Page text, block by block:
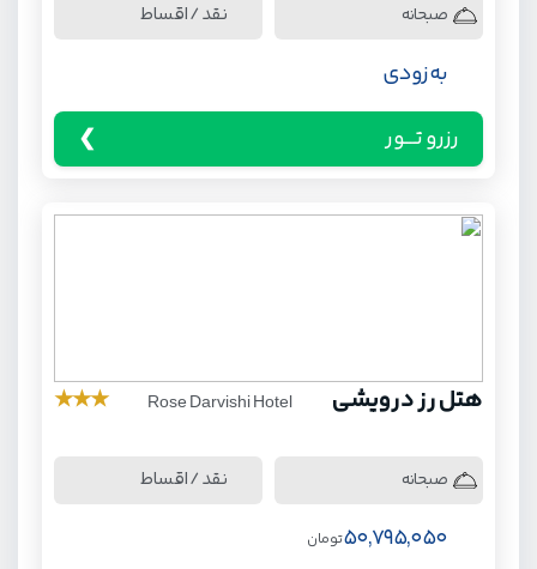
صبحانه نقد / اقساط
به زودی
رزرو تـــور
هتل رز درویشی Rose Darvishi Hotel
★
★
★
صبحانه نقد / اقساط
50,795,050تومان